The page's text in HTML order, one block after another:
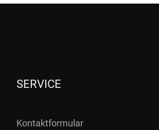
SERVICE
Kontaktformular